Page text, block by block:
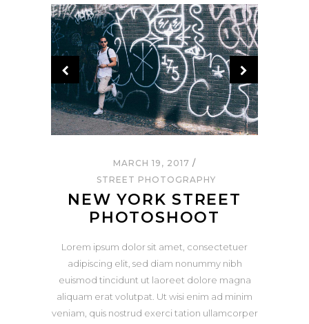
MARCH 19, 2017
STREET PHOTOGRAPHY
NEW YORK STREET
PHOTOSHOOT
Lorem ipsum dolor sit amet, consectetuer
adipiscing elit, sed diam nonummy nibh
euismod tincidunt ut laoreet dolore magna
aliquam erat volutpat. Ut wisi enim ad minim
veniam, quis nostrud exerci tation ullamcorper